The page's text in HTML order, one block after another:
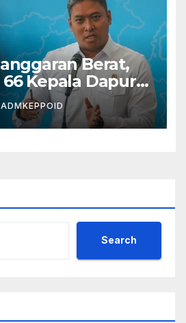
Berat,
Kepala Dapur
Alasannya
ADMKEPPOID
Search